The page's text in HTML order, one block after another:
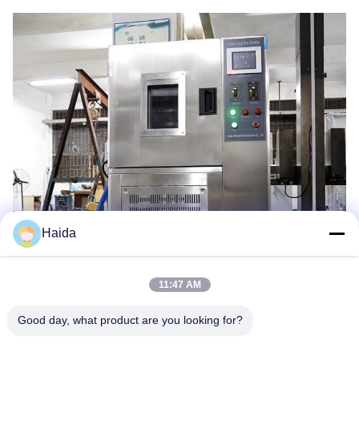
Haida
11:47 AM
Good day, what product are you looking for?